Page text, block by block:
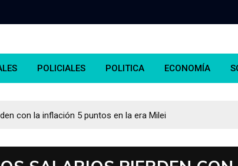
POLICIALES POLITICA ECONOMÍA
con la inflación 5 puntos en la era Milei